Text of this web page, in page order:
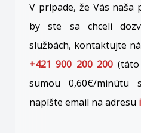
V prípade, že Vás naša
by ste sa chceli
službách, kontaktujte
+421 900 200 200
sumou 0,60€/minútu
napíšte email na adresu